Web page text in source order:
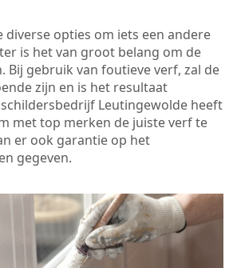
diverse opties om iets een andere
is het van groot belang om de
Bij gebruik van foutieve verf, zal de
zijn en is het resultaat
Leutingewolde heeft
met top merken de juiste verf te
er ook garantie op het
gegeven.